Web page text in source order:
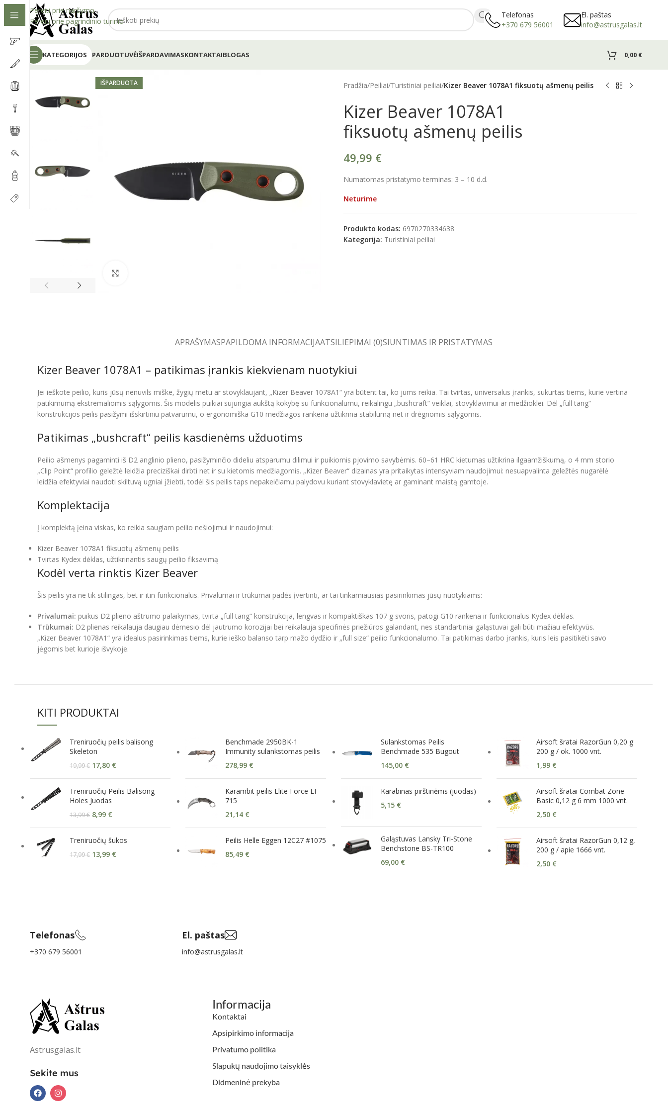
Pereiti prie naršymo
Pereiti prie pagrindinio turinio
Telefonas
+370 679 56001
El. paštas
info@astrusgalas.lt
KATEGORIJOS PARDUOTUVĖIŠPARDAVIMASKONTAKTAIBLOGAS 0,00 €
IŠPARDUOTA Pradžia/Peiliai/Turistiniai peiliai/Kizer Beaver 1078A1 fiksuotų ašmenų peilis
Kizer Beaver 1078A1
fiksuotų ašmenų peilis
49,99 €
Numatomas pristatymo terminas: 3 – 10 d.d.
Neturime
Produkto kodas: 6970270334638
Kategorija: Turistiniai peiliai
APRAŠYMASPAPILDOMA INFORMACIJAATSILIEPIMAI (0)SIUNTIMAS IR PRISTATYMAS
Kizer Beaver 1078A1 – patikimas įrankis kiekvienam nuotykiui
Jei ieškote peilio, kuris jūsų nenuvils miške, žygių metu ar stovyklaujant, „Kizer Beaver 1078A1“ yra būtent tai, ko jums reikia. Tai tvirtas, universalus įrankis, sukurtas tiems, kurie vertina
patikimumą ekstremaliomis sąlygomis. Šis modelis puikiai sujungia aukštą kokybę su funkcionalumu, reikalingu „bushcraft“ veiklai, stovyklavimui ar medžioklei. Dėl „full tang“
konstrukcijos peilis pasižymi išskirtiniu patvarumu, o ergonomiška G10 medžiagos rankena užtikrina stabilumą net ir drėgnomis sąlygomis.
Patikimas „bushcraft“ peilis kasdienėms užduotims
Peilio ašmenys pagaminti iš D2 anglinio plieno, pasižyminčio dideliu atsparumu dilimui ir puikiomis pjovimo savybėmis. 60–61 HRC kietumas užtikrina ilgaamžiškumą, o 4 mm storio
„Clip Point“ profilio geležtė leidžia preciziškai dirbti net ir su kietomis medžiagomis. „Kizer Beaver“ dizainas yra pritaikytas intensyviam naudojimui: nesuapvalinta geležtės nugarėlė
leidžia efektyviai naudoti skiltuvą ugniai įžiebti, todėl šis peilis taps nepakeičiamu palydovu kuriant stovyklavietę ar gaminant maistą gamtoje.
Komplektacija
Į komplektą įeina viskas, ko reikia saugiam peilio nešiojimui ir naudojimui:
Kizer Beaver 1078A1 fiksuotų ašmenų peilis
Tvirtas Kydex dėklas, užtikrinantis saugų peilio fiksavimą
Kodėl verta rinktis Kizer Beaver
Šis peilis yra ne tik stilingas, bet ir itin funkcionalus. Privalumai ir trūkumai padės įvertinti, ar tai tinkamiausias pasirinkimas jūsų nuotykiams:
Privalumai: puikus D2 plieno aštrumo palaikymas, tvirta „full tang“ konstrukcija, lengvas ir kompaktiškas 107 g svoris, patogi G10 rankena ir funkcionalus Kydex dėklas.
Trūkumai: D2 plienas reikalauja daugiau dėmesio dėl jautrumo korozijai bei reikalauja specifinės priežiūros galandant, nes standartiniai galąstuvai gali būti mažiau efektyvūs.
„Kizer Beaver 1078A1“ yra idealus pasirinkimas tiems, kurie ieško balanso tarp mažo dydžio ir „full size“ peilio funkcionalumo. Tai patikimas darbo įrankis, kuris leis pasitikėti savo
jėgomis bet kurioje išvykoje.
KITI PRODUKTAI
Treniruočių peilis balisong
Skeleton
19,99€ 17,80 €
Treniruočių Peilis Balisong
Holes Juodas
13,99€ 8,99 €
Treniruočių šukos
17,99€ 13,99 €
Benchmade 2950BK-1
Immunity sulankstomas peilis
278,99 €
Karambit peilis Elite Force EF
715
21,14 €
Peilis Helle Eggen 12C27 #1075
85,49 €
Sulankstomas Peilis
Benchmade 535 Bugout
145,00 €
Karabinas pirštinėms (juodas)
5,15 €
Galąstuvas Lansky Tri-Stone
Benchstone BS-TR100
69,00 €
Airsoft šratai RazorGun 0,20 g
200 g / ok. 1000 vnt.
1,99 €
Airsoft šratai Combat Zone
Basic 0,12 g 6 mm 1000 vnt.
2,50 €
Airsoft šratai RazorGun 0,12 g,
200 g / apie 1666 vnt.
2,50 €
Telefonas
+370 679 56001
El. paštas
info@astrusgalas.lt
Astrusgalas.lt
Sekite mus
Informacija
Kontaktai
Apsipirkimo informacija
Privatumo politika
Slapukų naudojimo taisyklės
Didmeninė prekyba